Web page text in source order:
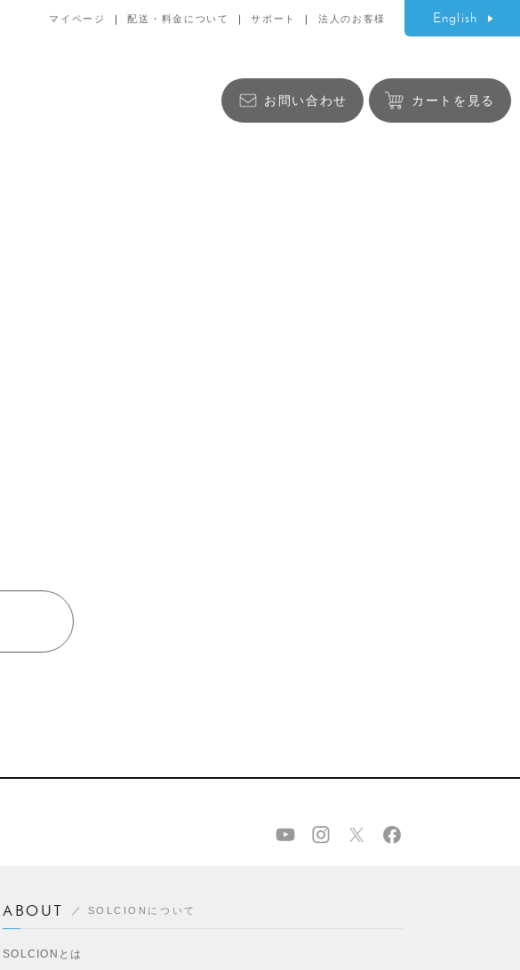
マイページ 配送・料金について サポート 法人のお客様 English
お問い合わせ カートを見る
ABOUT SOLCIONについて
SOLCIONとは